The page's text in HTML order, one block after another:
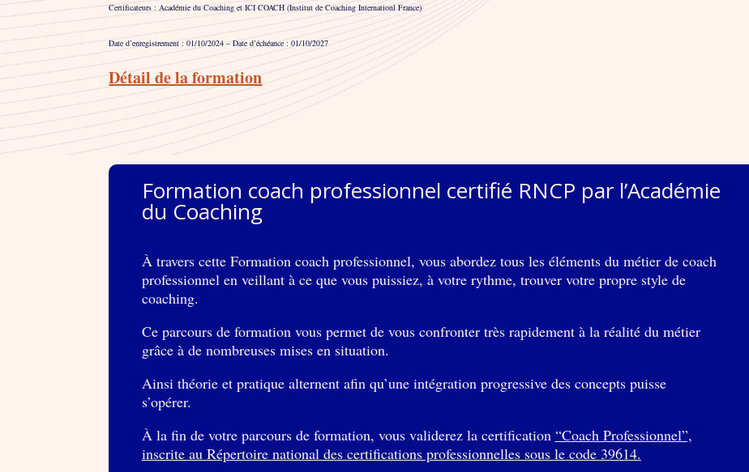
Certificateurs : Académie du Coaching et ICI COACH (Institut de Coaching Internationl France)
Date d’enregistrement : 01/10/2024 – Date d’échéance : 01/10/2027
Détail de la formation
Formation coach professionnel certifié RNCP par l’Académie
du Coaching
À travers cette Formation coach professionnel, vous abordez tous les éléments du métier de coach
professionnel en veillant à ce que vous puissiez, à votre rythme, trouver votre propre style de
coaching.
Ce parcours de formation vous permet de vous confronter très rapidement à la réalité du métier
grâce à de nombreuses mises en situation.
Ainsi théorie et pratique alternent afin qu’une intégration progressive des concepts puisse
s’opérer.
À la fin de votre parcours de formation, vous validerez la certification “Coach Professionnel”,
inscrite au Répertoire national des certifications professionnelles sous le code 39614.